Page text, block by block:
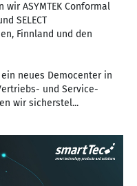
ASYMTEK Conformal
SELECT
Finnland und den
neues Democenter in
und Service-
wir sicherstel...